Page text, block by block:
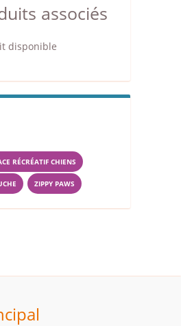
associés
disponible
RÉCRÉATIF CHIENS
ZIPPY PAWS